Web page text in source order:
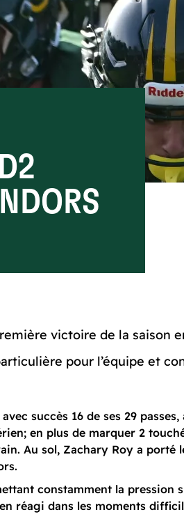
victoire de la saison
pour l’équipe et
succès 16 de ses 29
en plus de marquer 2
Au sol, Zachary Roy a porté
constamment la pression
réagi dans les moments